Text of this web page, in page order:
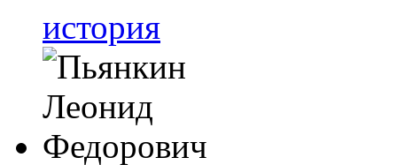
история